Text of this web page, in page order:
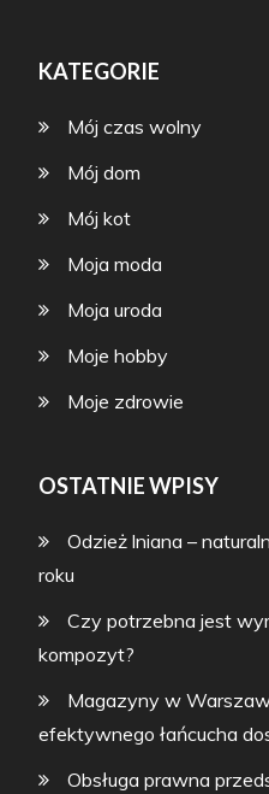
KATEGORIE
Mój czas wolny
Mój dom
Mój kot
Moja moda
Moja uroda
Moje hobby
Moje zdrowie
OSTATNIE WPISY
Odzież lniana –
roku
Czy potrzebna jest
kompozyt?
Magazyny w
efektywnego łańcucha
Obsługa prawna